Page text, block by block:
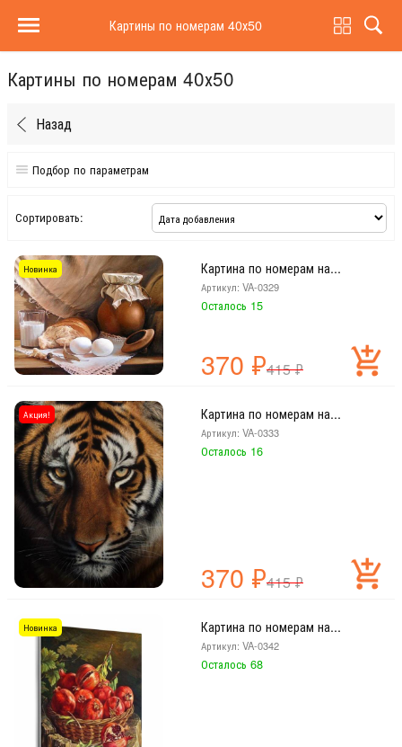
Картины по номерам 40х50
Картины по номерам 40х50
Назад
Подбор по параметрам
Животные
Рыбы
Цветы
Люди
Женщины
Новый год
Пейзажи
Города
Натюрморты
Транспорт
Бренд
KOLIBRIKI
Цена
Сортировать:
Новинка Картина по номерам на...
Артикул: VA-0329
Осталось 15
370 ₽415₽
Акция! Картина по номерам на...
Артикул: VA-0333
Осталось 16
370 ₽415₽
Новинка Картина по номерам на...
Артикул: VA-0342
Осталось 68